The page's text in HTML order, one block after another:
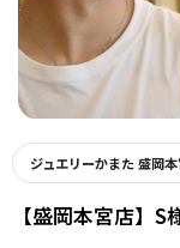
ジュエリーかまた 盛岡
【盛岡本宮店】